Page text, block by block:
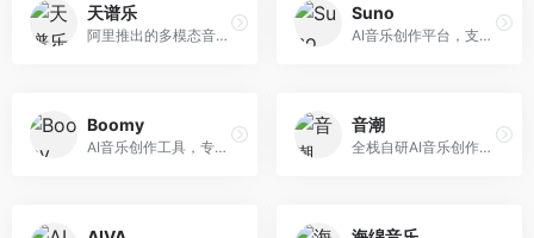
天谱乐
阿里推出的多模态音乐生成平台，整合音频与文本理解能力。面向内容创作者，支持歌词生成、旋律创作、音乐编辑等服务，与阿里生态深度整合。
Suno
AI音乐创作平台，支持通过文字描述生成完整歌曲，包含歌词、旋律和人声。面向音乐爱好者、内容创作者和独立音乐人，操作门槛低，创作速度快，支持多种音乐风格，为音乐创作带来全新可能。
Boomy
AI音乐创作工具，专注于快速音乐生成与发布。面向音乐爱好者和业余创作者，支持一键生成原创音乐，可直接发布到音乐平台，创作门槛低。
音潮
全栈自研AI音乐创作平台，支持从创作到发布的完整流程。面向独立音乐人和音乐工作室，提供作词作曲、编曲混音、音乐发布等服务，创作工具专业。